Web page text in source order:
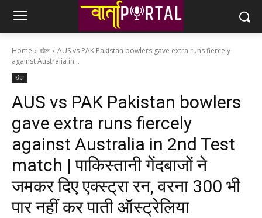
Home खेल
AUS vs PAK Pakistan bowlers gave extra runs fiercely
against Australia in...
खेल
AUS vs PAK Pakistan bowlers
gave extra runs fiercely
against Australia in 2nd Test
match | पाकिस्तानी गेंदबाजों ने
जमकर दिए एक्स्ट्रा रन, वरना 300 भी
पार नहीं कर पाती ऑस्ट्रेलिया